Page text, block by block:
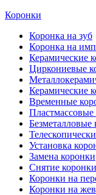
Коронки
Коронка на зуб
Коронка на
Керамические
Циркониевые
Керамические
Временные
Пластмассовые
Безметалловые
Установка
Замена коронки
Снятие коронки
Коронки на
Коронки на